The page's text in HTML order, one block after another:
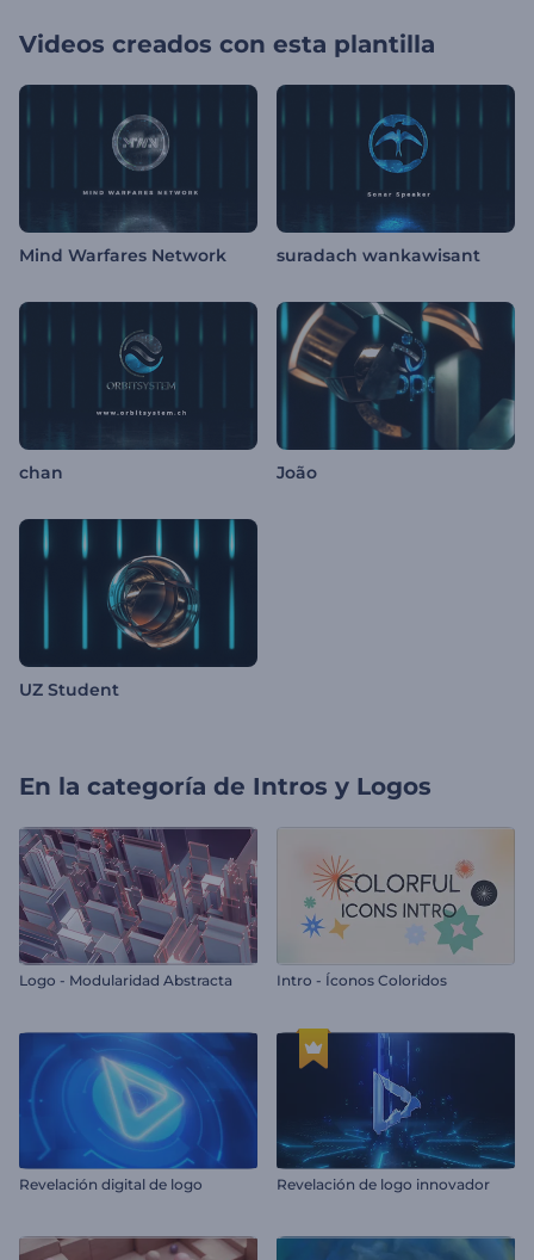
Videos creados con esta plantilla
Mind Warfares Network suradach wankawisant
chan João
UZ Student
En la categoría de Intros y Logos
Logo - Modularidad Abstracta Intro - Íconos Coloridos
Revelación digital de logo Revelación de logo innovador